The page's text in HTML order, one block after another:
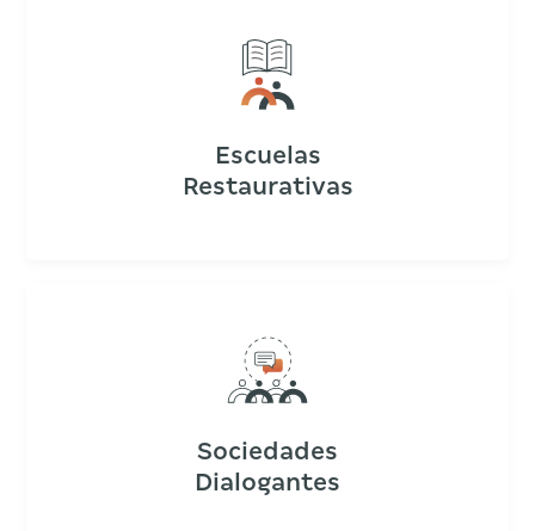
Escuelas
Restaurativas
Sociedades
Dialogantes